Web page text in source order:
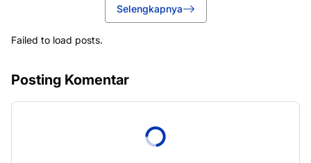
Selengkapnya
Failed to load posts.
Posting Komentar